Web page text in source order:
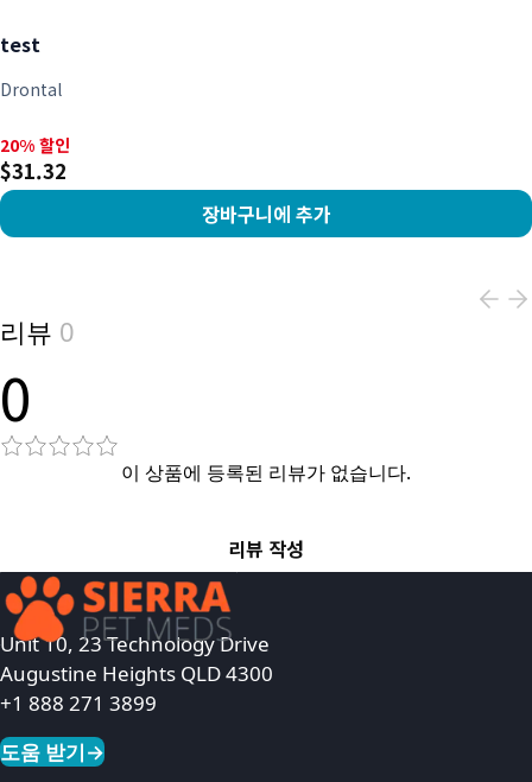
test
Drontal
20% 할인, $31.32
20% 할인
$31.32
장바구니에 추가
리뷰 0
0
이 상품에 등록된 리뷰가 없습니다.
리뷰 작성
Unit 10, 23 Technology Drive
Augustine Heights QLD 4300
+1 888 271 3899
도움 받기→